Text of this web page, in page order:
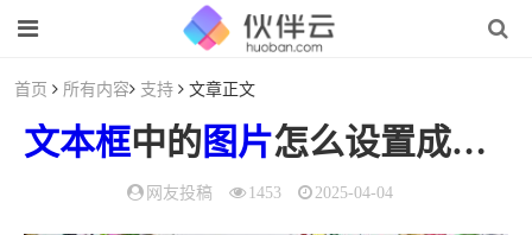
首页 所有内容 支持 文章正文
文本框中的 图片怎么设置成文字紧密环绕（如何设置文档中
网友投稿 1453 2025-04-04